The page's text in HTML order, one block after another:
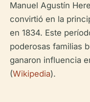
Manuel Agustín
convirtió en la
en 1834. Este
poderosas familias
ganaron influencia
(Wikipedia).